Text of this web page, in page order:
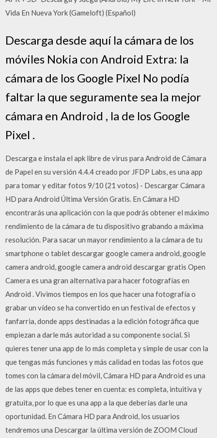
Vida En Nueva York (Gameloft) (Español)
Descarga desde aquí la cámara de los
móviles Nokia con Android Extra: la
cámara de los Google Pixel No podía
faltar la que seguramente sea la mejor
cámara en Android , la de los Google
Pixel .
Descarga e instala el apk libre de virus para Android de Cámara
de Papel en su versión 4.4.4 creado por JFDP Labs, es una app
para tomar y editar fotos 9/10 (21 votos) - Descargar Cámara
HD para Android Última Versión Gratis. En Cámara HD
encontrarás una aplicación con la que podrás obtener el máximo
rendimiento de la cámara de tu dispositivo grabando a máxima
resolución. Para sacar un mayor rendimiento a la cámara de tu
smartphone o tablet descargar google camera android, google
camera android, google camera android descargar gratis Open
Camera es una gran alternativa para hacer fotografías en
Android . Vivimos tiempos en los que hacer una fotografía o
grabar un vídeo se ha convertido en un festival de efectos y
fanfarria, donde apps destinadas a la edición fotográfica que
empiezan a darle más autoridad a su componente social. Si
quieres tener una app de lo más completa y simple de usar con la
que tengas más funciones y más calidad en todas las fotos que
tomes con la cámara del móvil, Cámara HD para Android es una
de las apps que debes tener en cuenta: es completa, intuitiva y
gratuita, por lo que es una app a la que deberías darle una
oportunidad. En Cámara HD para Android, los usuarios
tendremos una Descargar la última versión de ZOOM Cloud